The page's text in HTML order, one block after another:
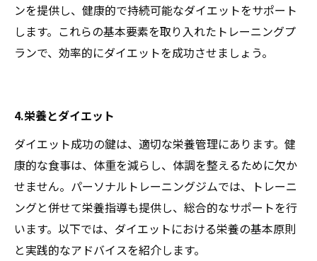
ンを提供し、健康的で持続可能なダイエットをサポート
します。これらの基本要素を取り入れたトレーニングプ
ランで、効率的にダイエットを成功させましょう。
4.栄養とダイエット
ダイエット成功の鍵は、適切な栄養管理にあります。健
康的な食事は、体重を減らし、体調を整えるために欠か
せません。パーソナルトレーニングジムでは、トレーニ
ングと併せて栄養指導も提供し、総合的なサポートを行
います。以下では、ダイエットにおける栄養の基本原則
と実践的なアドバイスを紹介します。